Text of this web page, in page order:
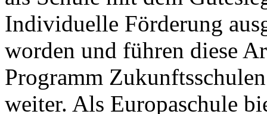
Individuelle Förderung
worden und führen diese
Programm
weiter. Als Europaschule